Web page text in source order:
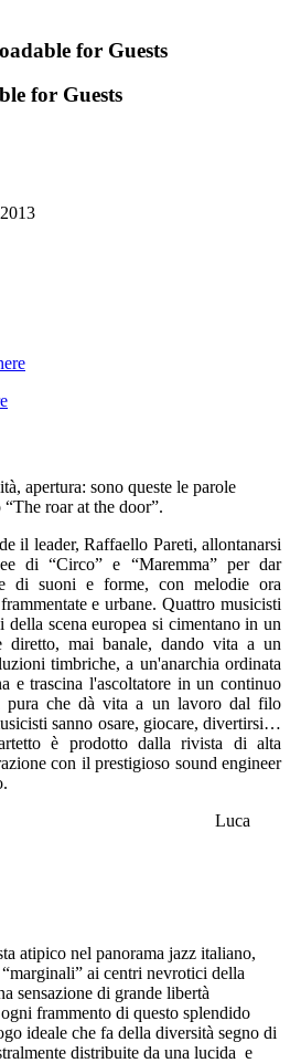
for Guests
for Guests
apertura: sono queste le parole
roar at the door”.
il leader, Raffaello Pareti, allontanarsi
di “Circo” e “Maremma” per dar
di suoni e forme, con melodie ora
e urbane. Quattro musicisti
della scena europea si cimentano in un
diretto, mai banale, dando vita a un
timbriche, a un'anarchia ordinata
e trascina l'ascoltatore in un continuo
che dà vita a un lavoro dal filo
sanno osare, giocare, divertirsi…
è prodotto dalla rivista di alta
con il prestigioso sound engineer
atipico nel panorama jazz italiano,
ai centri nevrotici della
sensazione di grande libertà
frammento di questo splendido
ideale che fa della diversità segno di
distribuite da una lucida e